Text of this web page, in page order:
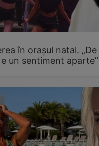
în orașul natal. „De
un sentiment aparte”